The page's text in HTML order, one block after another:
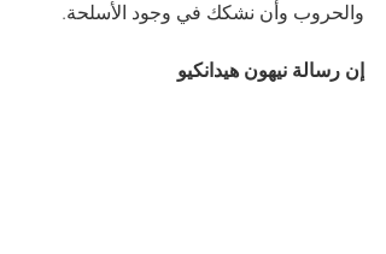
والحروب وأن نشكك في وجود الأسلحة.
إن رسالة نيهون هيدانكيو